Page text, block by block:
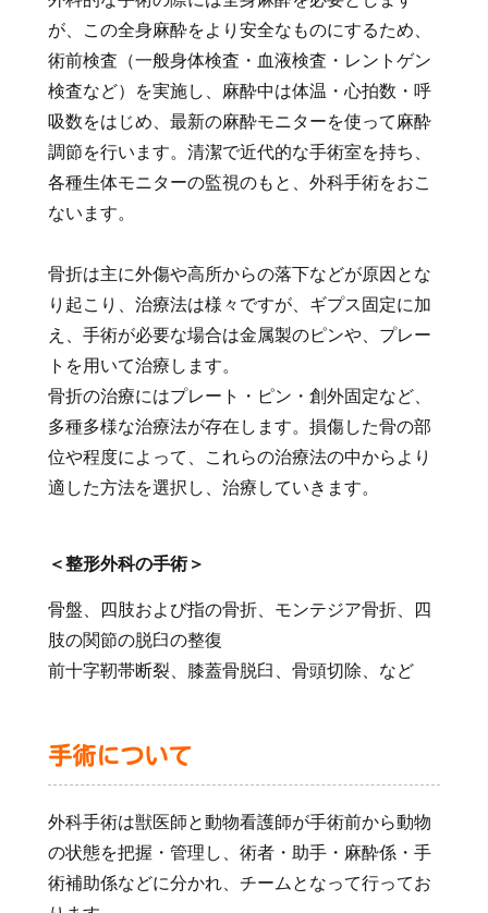
が、この全身麻酔をより安全なものにするため、
術前検査（一般身体検査・血液検査・レントゲン
検査など）を実施し、麻酔中は体温・心拍数・呼
吸数をはじめ、最新の麻酔モニターを使って麻酔
調節を行います。清潔で近代的な手術室を持ち、
各種生体モニターの監視のもと、外科手術をおこ
ないます。
骨折は主に外傷や高所からの落下などが原因とな
り起こり、治療法は様々ですが、ギプス固定に加
え、手術が必要な場合は金属製のピンや、プレー
トを用いて治療します。
骨折の治療にはプレート・ピン・創外固定など、
多種多様な治療法が存在します。損傷した骨の部
位や程度によって、これらの治療法の中からより
適した方法を選択し、治療していきます。
＜整形外科の手術＞
骨盤、四肢および指の骨折、モンテジア骨折、四
肢の関節の脱臼の整復
前十字靭帯断裂、膝蓋骨脱臼、骨頭切除、など
手術について
外科手術は獣医師と動物看護師が手術前から動物
の状態を把握・管理し、術者・助手・麻酔係・手
術補助係などに分かれ、チームとなって行ってお